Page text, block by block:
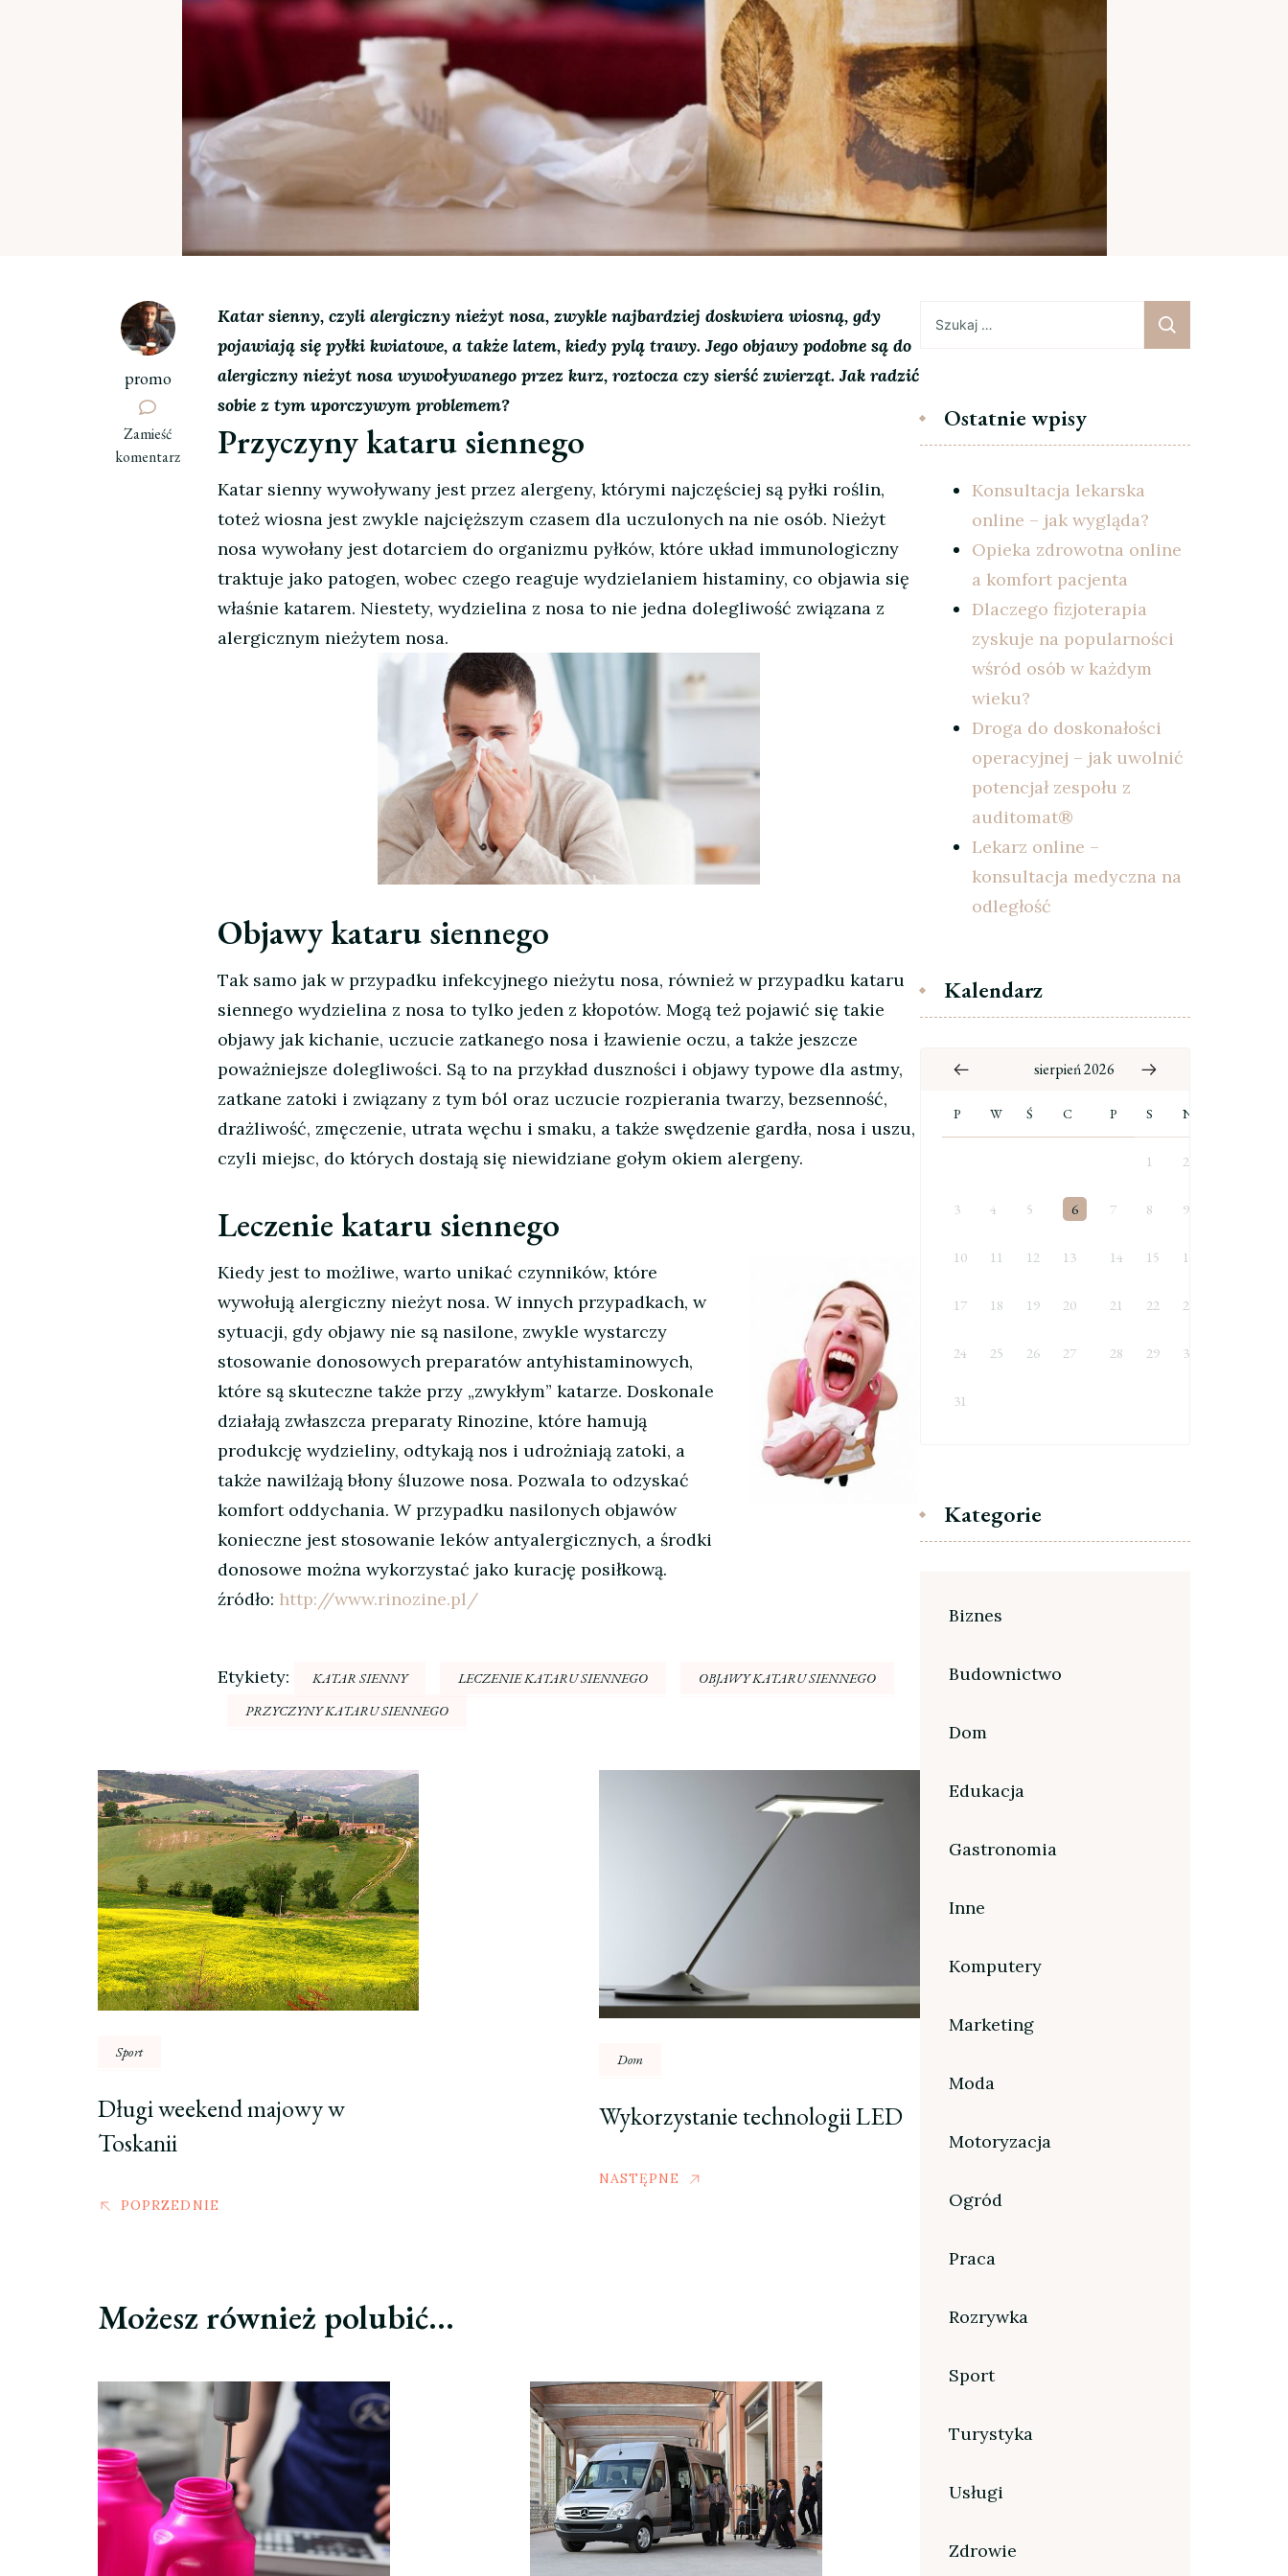
promo
Zamieść
komentarz
we
wpisie
Katar sienny, czyli alergiczny nieżyt nosa, zwykle najbardziej doskwiera wiosną, gdy
pojawiają się pyłki kwiatowe, a także latem, kiedy pylą trawy. Jego objawy podobne są do
alergiczny nieżyt nosa wywoływanego przez kurz, roztocza czy sierść zwierząt. Jak radzić
sobie z tym uporczywym problemem?
Przyczyny kataru siennego
Katar sienny wywoływany jest przez alergeny, którymi najczęściej są pyłki roślin,
toteż wiosna jest zwykle najcięższym czasem dla uczulonych na nie osób. Nieżyt
nosa wywołany jest dotarciem do organizmu pyłków, które układ immunologiczny
traktuje jako patogen, wobec czego reaguje wydzielaniem histaminy, co objawia się
właśnie katarem. Niestety, wydzielina z nosa to nie jedna dolegliwość związana z
alergicznym nieżytem nosa.
Objawy kataru siennego
Tak samo jak w przypadku infekcyjnego nieżytu nosa, również w przypadku kataru
siennego wydzielina z nosa to tylko jeden z kłopotów. Mogą też pojawić się takie
objawy jak kichanie, uczucie zatkanego nosa i łzawienie oczu, a także jeszcze
poważniejsze dolegliwości. Są to na przykład duszności i objawy typowe dla astmy,
zatkane zatoki i związany z tym ból oraz uczucie rozpierania twarzy, bezsenność,
drażliwość, zmęczenie, utrata węchu i smaku, a także swędzenie gardła, nosa i uszu,
czyli miejsc, do których dostają się niewidziane gołym okiem alergeny.
Leczenie kataru siennego
Kiedy jest to możliwe, warto unikać czynników, które
wywołują alergiczny nieżyt nosa. W innych przypadkach, w
sytuacji, gdy objawy nie są nasilone, zwykle wystarczy
stosowanie donosowych preparatów antyhistaminowych,
które są skuteczne także przy „zwykłym” katarze. Doskonale
działają zwłaszcza preparaty Rinozine, które hamują
produkcję wydzieliny, odtykają nos i udrożniają zatoki, a
także nawilżają błony śluzowe nosa. Pozwala to odzyskać
komfort oddychania. W przypadku nasilonych objawów
konieczne jest stosowanie leków antyalergicznych, a środki
donosowe można wykorzystać jako kurację posiłkową.
źródło: http://www.rinozine.pl/
Etykiety: KATAR SIENNY LECZENIE KATARU SIENNEGO
OBJAWY KATARU SIENNEGO
PRZYCZYNY KATARU SIENNEGO
Nawigacja
wpisu
Sport
Długi weekend majowy w
Toskanii
POPRZEDNIE
Dom
Wykorzystanie technologii LED
NASTĘPNE
Możesz również polubić…
Ostatnie wpisy
Konsultacja lekarska
online – jak wygląda?
Opieka zdrowotna online
a komfort pacjenta
Dlaczego fizjoterapia
zyskuje na popularności
wśród osób w każdym
wieku?
Droga do doskonałości
operacyjnej – jak uwolnić
potencjał zespołu z
auditomat®
Lekarz online –
konsultacja medyczna na
odległość
Kalendarz
sierpień 2026
P W Ś C P S N
1 2
3 4 5 6 7 8 9
10 11 12 13 14 15 16
17 18 19 20 21 22 23
24 25 26 27 28 29 30
31
Kategorie
Biznes
Budownictwo
Dom
Edukacja
Gastronomia
Inne
Komputery
Marketing
Moda
Motoryzacja
Ogród
Praca
Rozrywka
Sport
Turystyka
Usługi
Zdrowie